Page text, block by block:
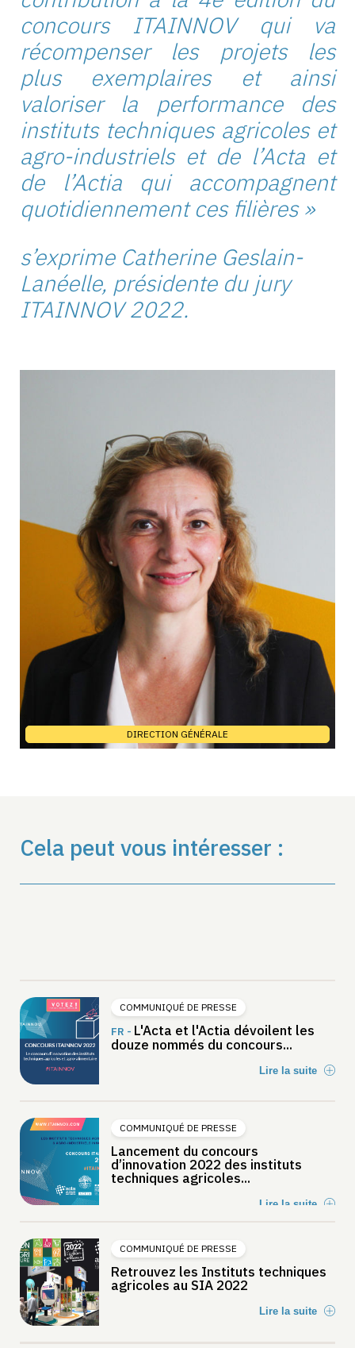
concours ITAINNOV qui va
récompenser les projets les
plus exemplaires et ainsi
valoriser la performance des
instituts techniques agricoles et
agro-industriels et de l’Acta et
de l’Actia qui accompagnent
quotidiennement ces filières »
s’exprime Catherine Geslain-
Lanéelle, présidente du jury
ITAINNOV 2022.
DIRECTION GÉNÉRALE
Cela peut vous intéresser :
COMMUNIQUÉ DE PRESSE
FR - L'Acta et l'Actia dévoilent les
douze nommés du concours...
Lire la suite
COMMUNIQUÉ DE PRESSE
Lancement du concours
d’innovation 2022 des instituts
techniques agricoles...
Lire la suite
COMMUNIQUÉ DE PRESSE
Retrouvez les Instituts techniques
agricoles au SIA 2022
Lire la suite